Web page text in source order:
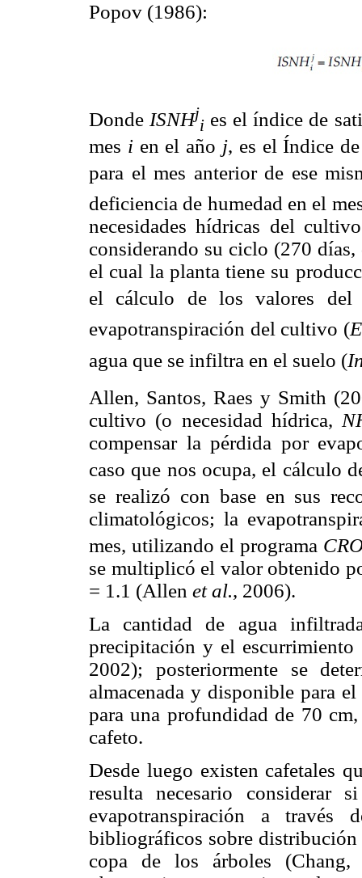
Popov (1986):
Donde ISNHj
i es el índice de
mes ien el año j, es el Índice
para el mes anterior de ese
deficiencia de humedad en el
necesidades hídricas del
considerando su ciclo (270
el cual la planta tiene su
el cálculo de los valores
evapotranspiración del cultivo (
agua que se infiltra en el suelo (
Allen, Santos, Raes y Smith
cultivo (o necesidad hídrica,
compensar la pérdida por
caso que nos ocupa, el cálculo
se realizó con base en sus
climatológicos; la
mes, utilizando el programa
se multiplicó el valor obtenido
= 1.1 (Allen et al., 2006).
La cantidad de agua
precipitación y el
2002); posteriormente se
almacenada y disponible para
para una profundidad de 70
cafeto.
Desde luego existen cafetales
resulta necesario
evapotranspiración a través
bibliográficos sobre distribución
copa de los árboles